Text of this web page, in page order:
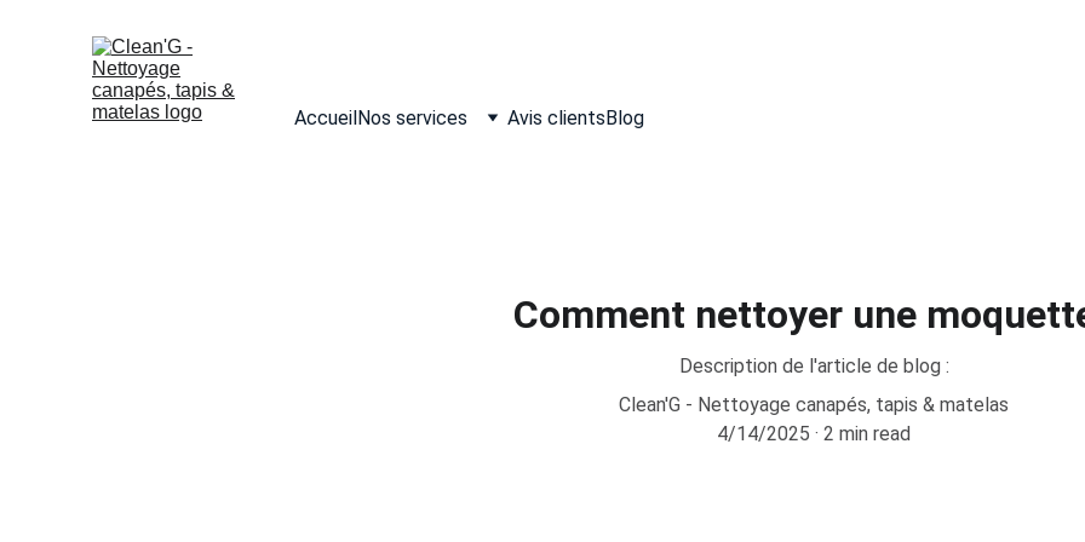
AccueilNos services Avis clientsBlog
Comment nettoyer une
Description de l'article de blog :
Clean'G - Nettoyage canapés, tapis & matelas
4/14/2025
2 min read